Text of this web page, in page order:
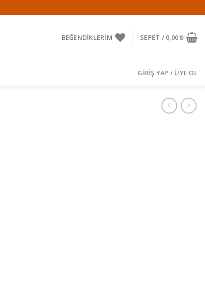
BEĞENDIKLERIM SEPET / 0,00₺
GIRIŞ YAP / ÜYE OL